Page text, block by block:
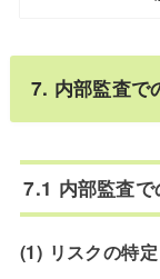
7. 内部監査で
7.1 内部監査で
(1) リスクの特